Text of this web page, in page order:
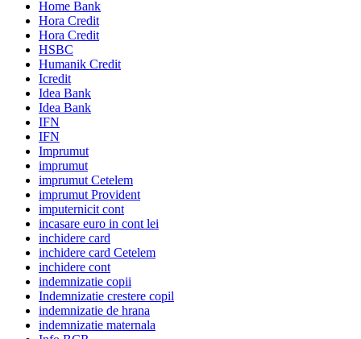
Home Bank
Hora Credit
Hora Credit
HSBC
Humanik Credit
Icredit
Idea Bank
Idea Bank
IFN
IFN
Imprumut
imprumut
imprumut Cetelem
imprumut Provident
imputernicit cont
incasare euro in cont lei
inchidere card
inchidere card Cetelem
inchidere cont
indemnizatie copii
Indemnizatie crestere copil
indemnizatie de hrana
indemnizatie maternala